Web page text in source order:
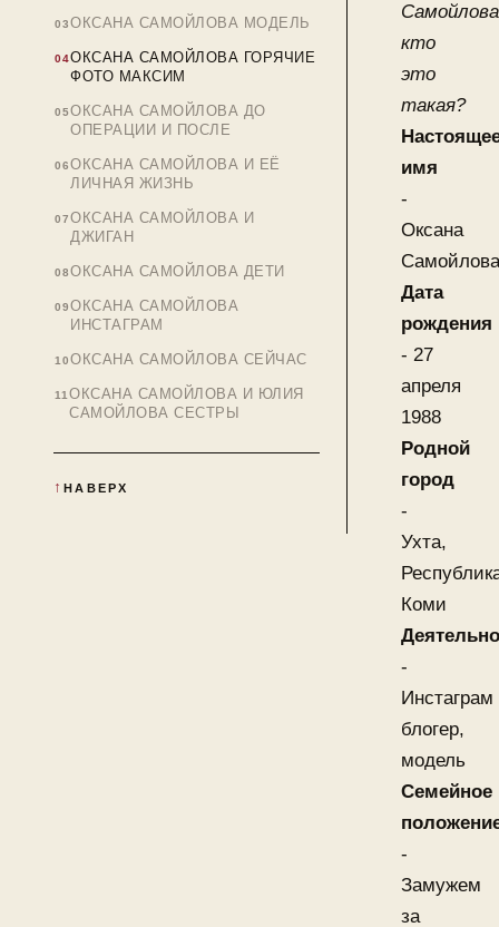
ОКСАНА САМОЙЛОВА МОДЕЛЬ
ОКСАНА САМОЙЛОВА ГОРЯЧИЕ
ФОТО МАКСИМ
ОКСАНА САМОЙЛОВА ДО
ОПЕРАЦИИ И ПОСЛЕ
ОКСАНА САМОЙЛОВА И ЕЁ
ЛИЧНАЯ ЖИЗНЬ
ОКСАНА САМОЙЛОВА И
ДЖИГАН
ОКСАНА САМОЙЛОВА ДЕТИ
ОКСАНА САМОЙЛОВА
ИНСТАГРАМ
ОКСАНА САМОЙЛОВА СЕЙЧАС
ОКСАНА САМОЙЛОВА И ЮЛИЯ
САМОЙЛОВА СЕСТРЫ
НАВЕРХ
Самойлова
кто
это
такая?
имя
-
Оксана
Самойлова
Дата
рождения
- 27
апреля
1988
Родной
город
-
Ухта,
Коми
-
Инстаграм
блогер,
модель
Семейное
-
Замужем
за